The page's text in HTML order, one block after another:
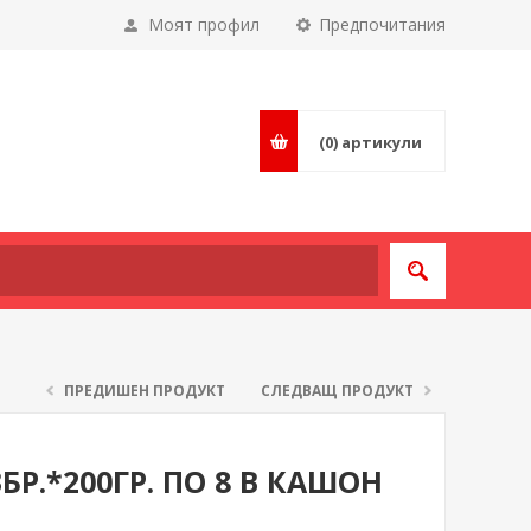
Предпочитания
Моят профил
(0) артикули
ПРЕДИШЕН ПРОДУКТ СЛЕДВАЩ ПРОДУКТ
ПО 8 В КАШОН